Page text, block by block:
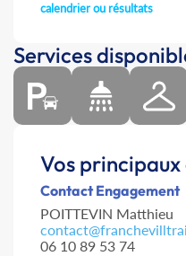
calendrier ou résultats
Services
Vos
Contact Engagement
POITTEVIN Matthieu
06 10 89 53 74